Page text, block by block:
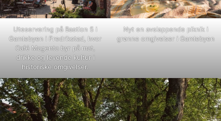
Uteservering på Bastion 5 i
Gamlebyen i Fredrikstad, hvor
Café Magenta byr på mat,
drikke og levende kultur i
historiske omgivelser.
Nyt en avslappende piknik i
grønne omgivelser i Gamlebyen